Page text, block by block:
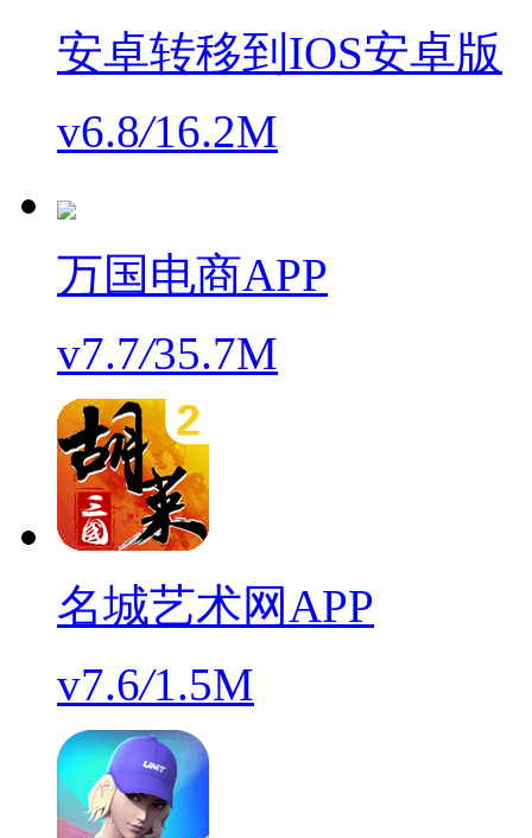
安卓转移到IOS安卓版
v6.8/16.2M
万国电商APP
v7.7/35.7M
名城艺术网APP
v7.6/1.5M